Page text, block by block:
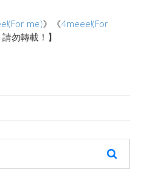
me)》《4meee!(For
勿轉載！】